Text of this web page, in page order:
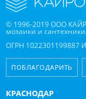
© 1996-2019 ООО
мозаики и
ОГРН 1022301199887
ПОБЛАГОДАРИТЬ
КРАСНОДАР